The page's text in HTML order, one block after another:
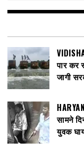
पार कर
जागी
सामने
युवक